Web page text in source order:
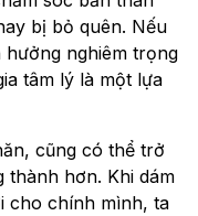
bị bỏ quên. Nếu
hưởng nghiêm trọng
tâm lý là một lựa
cũng có thể trở
hơn. Khi dám
cho chính mình, ta